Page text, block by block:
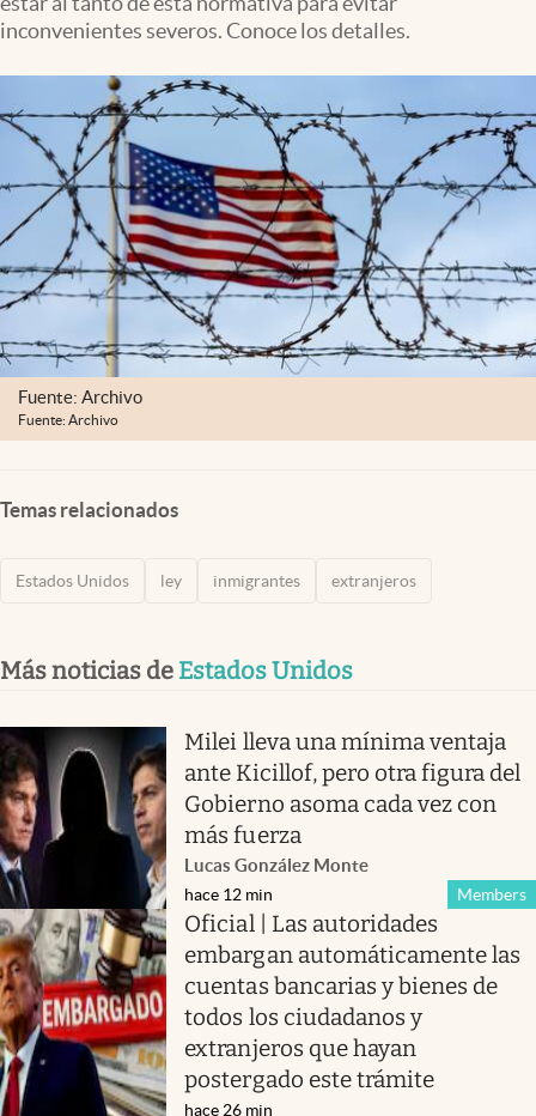
Lifestyle
USA
inconvenientes severos. Conoce los detalles.
Fuente: Archivo
Fuente: Archivo
Temas relacionados
Estados Unidos ley inmigrantes extranjeros
Más noticias de Estados Unidos
Milei lleva una mínima ventaja
ante Kicillof, pero otra figura del
Gobierno asoma cada vez con
más fuerza
Lucas González Monte
Members
hace 12 min
Oficial | Las autoridades
embargan automáticamente las
cuentas bancarias y bienes de
todos los ciudadanos y
extranjeros que hayan
postergado este trámite
hace 26 min